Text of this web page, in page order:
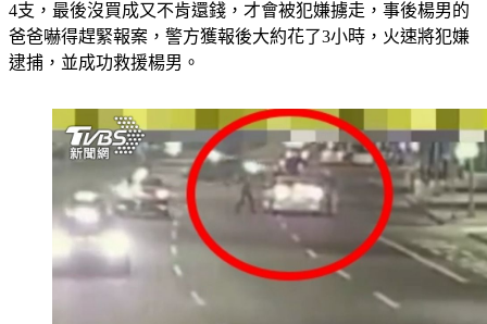
4支，最後沒買成又不肯還錢，才會被犯嫌擄走，事後楊男的
爸爸嚇得趕緊報案，警方獲報後大約花了3小時，火速將犯嫌
逮捕，並成功救援楊男。